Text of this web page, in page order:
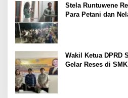
Stela Runtuwene
Para Petani dan
Wakil Ketua DPRD
Gelar Reses di